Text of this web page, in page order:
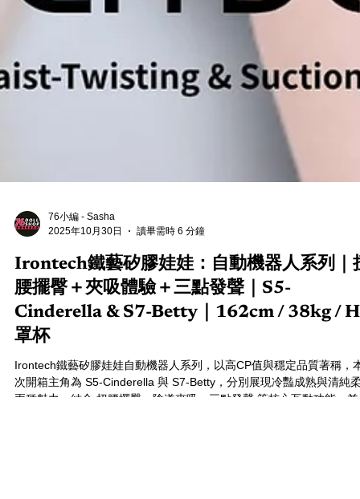
76小編 - Sasha
2025年10月30日
讀畢需時 6 分鐘
Irontech鐵藝矽膠娃娃：自動機器人系列｜
腰擺臀＋夾吸體驗＋三點發聲｜S5-
Cinderella & S7-Betty｜162cm / 38kg / H
罩杯
Irontech鐵藝矽膠娃娃自動機器人系列，以高CP值與穩定品質著稱，